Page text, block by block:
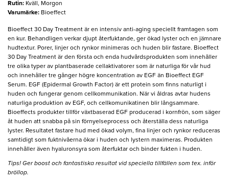
Rutin: Kväll, Morgon
Varumärke: Bioeffect
Bioeffect 30 Day Treatment är en intensiv anti-aging speciellt framtagen som
en kur. Behandligen verkar djupt återfuktande, ger ökad lyster och en jämnare
hudtextur. Porer, linjer och rynkor minimeras och huden blir fastare. Bioeffect
30 Day Treatment är den första och enda hudvårdsprodukten som innehåller
tre olika typer av plantbaserade cellaktivatorer som är naturliga för vår hud
och innehåller tre gånger högre koncentration av EGF än Bioeffect EGF
Serum. EGF (Epidermal Growth Factor) är ett protein som finns naturligt i
huden och fungerar genom cellkommunikation. När vi åldras avtar hudens
naturliga produktion av EGF, och cellkomunikatinen blir långsammare.
Bioeffects produkter tillför växtbaserad EGF producerad i kornfrön, som säger
åt huden att snabba på sin förnyelseprocess och återställa dess naturliga
lyster. Resultatet fastare hud med ökad volym, fina linjer och rynkor reduceras
samtidigt som fuktnivåerna ökar i huden och lystern maximeras. Produkten
innehåller även hyaluronsyra som återfuktar och binder fukten i huden.
Tips! Ger boost och fantastiska resultat vid speciella tillfällen som tex. inför
bröllop.